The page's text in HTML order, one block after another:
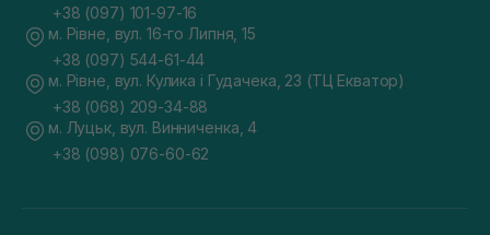
+38 (097) 101-97-16
м. Рівне, вул. 16-го Липня, 15
+38 (097) 544-61-44
м. Рівне, вул. Кулика і Гудачека, 23 (ТЦ Екватор)
+38 (068) 209-34-88
м. Луцьк, вул. Винниченка, 4
+38 (098) 076-60-62